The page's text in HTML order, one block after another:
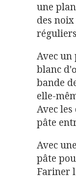
une
des
Avec un
blanc
bande
elle-
Avec
pâte
Avec
pâte
Fariner